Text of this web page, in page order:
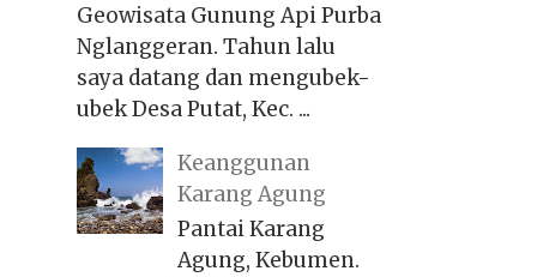
Geowisata Gunung Api Purba
Nglanggeran. Tahun lalu
saya datang dan mengubek-
ubek Desa Putat, Kec. ...
Keanggunan
Karang Agung
Pantai Karang
Agung, Kebumen.